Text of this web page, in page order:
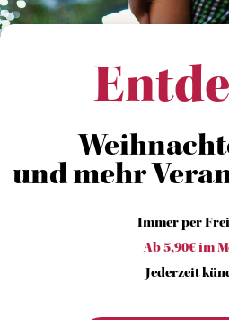
und mehr
Immer per
Ab 5,90€ im
Jederzeit